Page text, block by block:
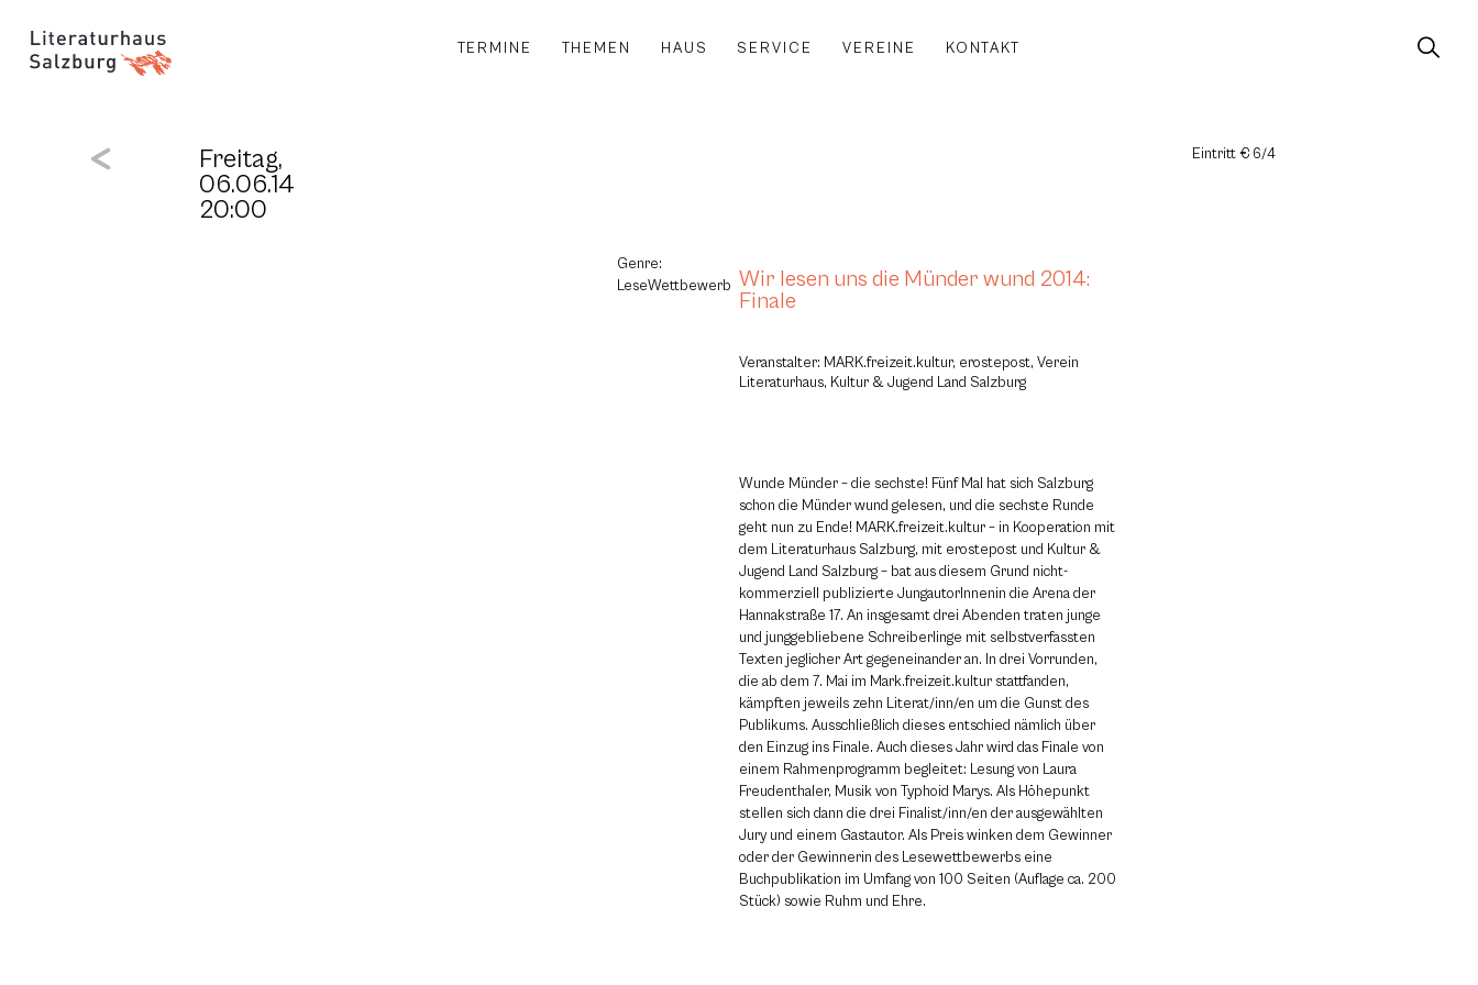
TERMINE THEMEN HAUS SERVICE VEREINE KONTAKT
Freitag,
06.06.14
20:00
Eintritt € 6/4
Genre:
LeseWettbewerb Wir lesen uns die Münder wund 2014:
Finale
Veranstalter: MARK.freizeit.kultur, erostepost, Verein
Literaturhaus, Kultur & Jugend Land Salzburg
Wunde Münder – die sechste! Fünf Mal hat sich Salzburg
schon die Münder wund gelesen, und die sechste Runde
geht nun zu Ende! MARK.freizeit.kultur – in Kooperation mit
dem Literaturhaus Salzburg, mit erostepost und Kultur &
Jugend Land Salzburg – bat aus diesem Grund nicht-
kommerziell publizierte JungautorInnenin die Arena der
Hannakstraße 17. An insgesamt drei Abenden traten junge
und junggebliebene Schreiberlinge mit selbstverfassten
Texten jeglicher Art gegeneinander an. In drei Vorrunden,
die ab dem 7. Mai im Mark.freizeit.kultur stattfanden,
kämpften jeweils zehn Literat/inn/en um die Gunst des
Publikums. Ausschließlich dieses entschied nämlich über
den Einzug ins Finale. Auch dieses Jahr wird das Finale von
einem Rahmenprogramm begleitet: Lesung von Laura
Freudenthaler, Musik von Typhoid Marys. Als Höhepunkt
stellen sich dann die drei Finalist/inn/en der ausgewählten
Jury und einem Gastautor. Als Preis winken dem Gewinner
oder der Gewinnerin des Lesewettbewerbs eine
Buchpublikation im Umfang von 100 Seiten (Auflage ca. 200
Stück) sowie Ruhm und Ehre.